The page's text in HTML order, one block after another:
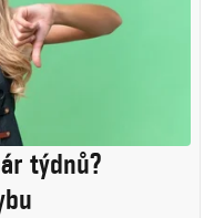
týdnů?